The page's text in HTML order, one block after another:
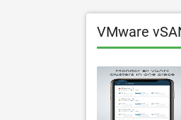
VMware